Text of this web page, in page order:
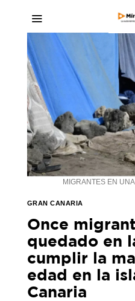
MIGRANTES EN
GRAN CANARIA
Once
quedado en
cumplir la
edad en la
Canaria